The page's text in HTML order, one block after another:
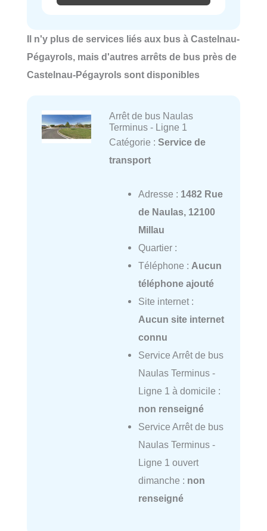
Il n'y plus de services liés aux bus à Castelnau-
Pégayrols, mais d'autres arrêts de bus près de
Castelnau-Pégayrols sont disponibles
Arrêt de bus Naulas
Terminus - Ligne 1
Catégorie : Service de
transport
Adresse : 1482 Rue
de Naulas, 12100
Millau
Quartier :
Téléphone : Aucun
téléphone ajouté
Site internet :
Aucun site internet
connu
Service Arrêt de bus
Naulas Terminus -
Ligne 1 à domicile :
non renseigné
Service Arrêt de bus
Naulas Terminus -
Ligne 1 ouvert
dimanche : non
renseigné